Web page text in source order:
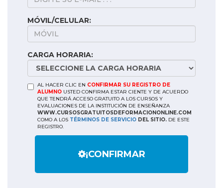
MÓVIL/CELULAR:
CARGA HORARIA:
AL HACER CLIC EN CONFIRMAR SU REGISTRO DE
ALUMNO USTED CONFIRMA ESTAR CIENTE Y DE ACUERDO
QUE TENDRÁ ACCESO GRATUITO A LOS CURSOS Y
EVALUACIONES DE LA INSTITUCIÓN DE ENSEÑANZA
WWW.CURSOSGRATUITOSDEFORMACIONONLINE.COM
COMO A LOS TÉRMINOS DE SERVICIO DEL SITIO. DE ESTE
REGISTRO.
¡CONFIRMAR